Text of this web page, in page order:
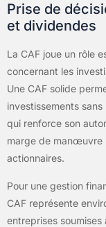
Prise de
et dividendes
La CAF joue un rôle
concernant les
Une CAF solide
investissements
qui renforce son
marge de manœuvre
actionnaires.
Pour une gestion
CAF représente
entreprises soumises